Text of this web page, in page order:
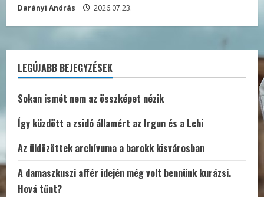
Darányi András 2026.07.23.
LEGÚJABB BEJEGYZÉSEK
Sokan ismét nem az összképet nézik
Így küzdött a zsidó államért az Irgun és a Lehi
Az üldözöttek archívuma a barokk kisvárosban
A damaszkuszi affér idején még volt bennünk kurázsi.
Hová tűnt?